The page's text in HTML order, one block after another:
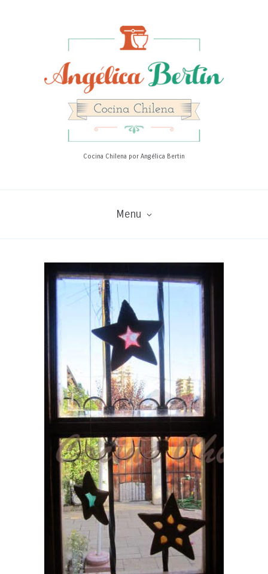
Cocina Chilena por Angélica Bertin
Menu